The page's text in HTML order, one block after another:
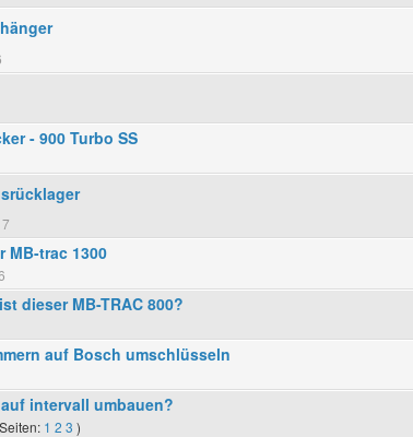
- 900 Turbo SS
MB-trac 1300
dieser MB-TRAC 800?
auf Bosch umschlüsseln
intervall umbauen?
1 2 3 )